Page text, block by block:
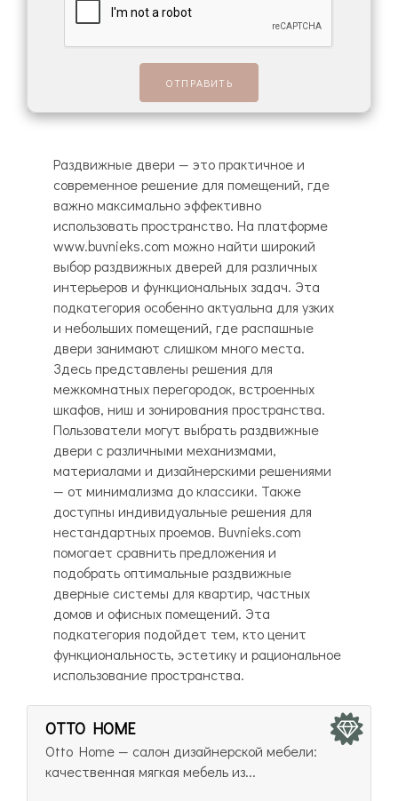
Раздвижные двери — это практичное и
современное решение для помещений, где
важно максимально эффективно
использовать пространство. На платформе
www.buvnieks.com можно найти широкий
выбор раздвижных дверей для различных
интерьеров и функциональных задач. Эта
подкатегория особенно актуальна для узких
и небольших помещений, где распашные
двери занимают слишком много места.
Здесь представлены решения для
межкомнатных перегородок, встроенных
шкафов, ниш и зонирования пространства.
Пользователи могут выбрать раздвижные
двери с различными механизмами,
материалами и дизайнерскими решениями
— от минимализма до классики. Также
доступны индивидуальные решения для
нестандартных проемов. Buvnieks.com
помогает сравнить предложения и
подобрать оптимальные раздвижные
дверные системы для квартир, частных
домов и офисных помещений. Эта
подкатегория подойдет тем, кто ценит
функциональность, эстетику и рациональное
использование пространства.
OTTO HOME
Otto Home — салон дизайнерской мебели:
качественная мягкая мебель из...